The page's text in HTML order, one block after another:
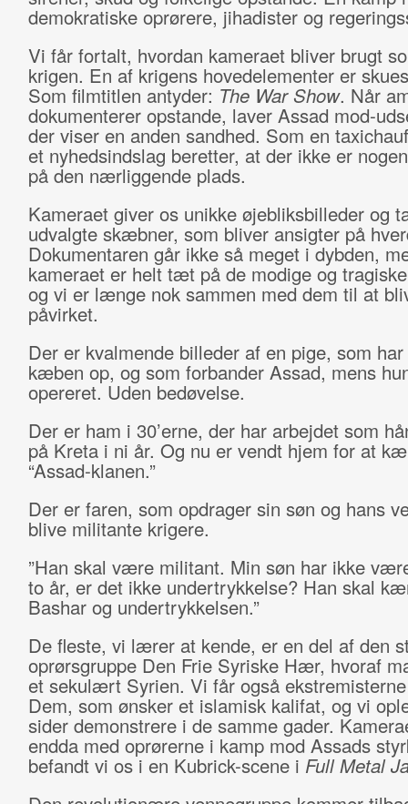
demokratiske oprørere, jihadister og
Vi får fortalt, hvordan kameraet bliver brugt
krigen. En af krigens hovedelementer er
Som filmtitlen antyder: The War Show. Når
dokumenterer opstande, laver Assad mod-
der viser en anden sandhed. Som en
et nyhedsindslag beretter, at der ikke er
på den nærliggende plads.
Kameraet giver os unikke øjebliksbilleder og
udvalgte skæbner, som bliver ansigter på
Dokumentaren går ikke så meget i dybden,
kameraet er helt tæt på de modige og
og vi er længe nok sammen med dem til at
påvirket.
Der er kvalmende billeder af en pige, som
kæben op, og som forbander Assad, mens
opereret. Uden bedøvelse.
Der er ham i 30’erne, der har arbejdet som
på Kreta i ni år. Og nu er vendt hjem for at
“Assad-klanen.”
Der er faren, som opdrager sin søn og hans
blive militante krigere.
”Han skal være militant. Min søn har ikke
to år, er det ikke undertrykkelse? Han skal
Bashar og undertrykkelsen.”
De fleste, vi lærer at kende, er en del af den
oprørsgruppe Den Frie Syriske Hær, hvoraf
et sekulært Syrien. Vi får også
Dem, som ønsker et islamisk kalifat, og vi
sider demonstrere i de samme gader.
endda med oprørerne i kamp mod Assads
befandt vi os i en Kubrick-scene i Full Metal